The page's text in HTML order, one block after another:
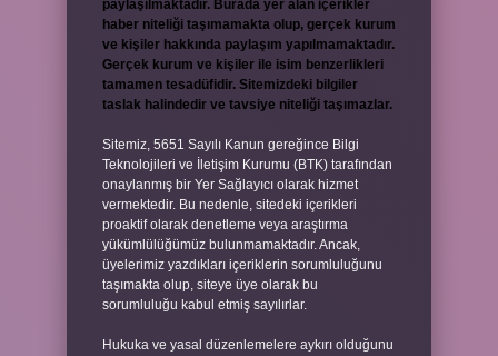
paylaşılmaktadır. Burada yer alan içerikler
haber niteliği taşımamakta olup, gerçek kurum
ve kişiler hakkında paylaşım yapılmamaktadır.
Gerçek kurum ve kişiler ile isim benzerlikleri
tamamen tesadüfidir. Sitemizdeki bilgiler
taslak halindedir ve tavsiye niteliği taşımazlar.
Sitemiz, 5651 Sayılı Kanun gereğince Bilgi
Teknolojileri ve İletişim Kurumu (BTK) tarafından
onaylanmış bir Yer Sağlayıcı olarak hizmet
vermektedir. Bu nedenle, sitedeki içerikleri
proaktif olarak denetleme veya araştırma
yükümlülüğümüz bulunmamaktadır. Ancak,
üyelerimiz yazdıkları içeriklerin sorumluluğunu
taşımakta olup, siteye üye olarak bu
sorumluluğu kabul etmiş sayılırlar.
Hukuka ve yasal düzenlemelere aykırı olduğunu